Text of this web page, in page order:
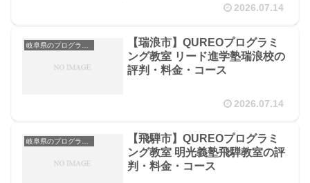
2026.07.14
岐阜県のプログラミング教室
【瑞浪市】QUREOプログラミ
ング教室 リード進学塾瑞浪校の
評判・料金・コース
2026.07.14
岐阜県のプログラミング教室
【飛騨市】QUREOプログラミ
ング教室 明光義塾飛騨教室の評
判・料金・コース